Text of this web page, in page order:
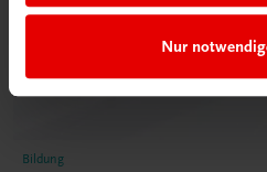
Nur
Bildung